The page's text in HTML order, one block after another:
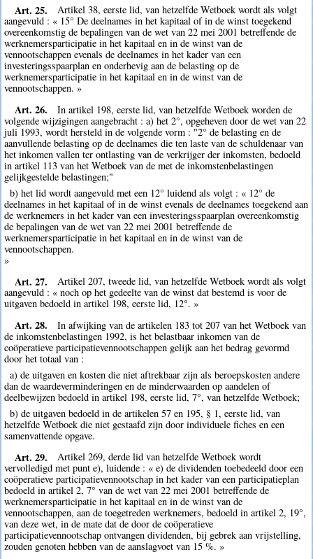
Art. 25.
Artikel 38, eerste lid, van hetzelfde Wetboek wordt als volgt
aangevuld : « 15° De deelnames in het kapitaal of in de winst toegekend
overeenkomstig de bepalingen van de wet van 22 mei 2001 betreffende de
werknemersparticipatie in het kapitaal en in de winst van de
vennootschappen evenals de deelnames in het kader van een
investeringsspaarplan en onderhevig aan de belasting op de
werknemersparticipatie in het kapitaal en in de winst van de
vennootschappen. »
Art. 26.
In artikel 198, eerste lid, van hetzelfde Wetboek worden de
volgende wijzigingen aangebracht : a) het 2°, opgeheven door de wet van 22
juli 1993, wordt hersteld in de volgende vorm : "2° de belasting en de
aanvullende belasting op de deelnames die ten laste van de schuldenaar van
het inkomen vallen ter ontlasting van de verkrijger der inkomsten, bedoeld
in artikel 113 van het Wetboek van de met de inkomstenbelastingen
gelijkgestelde belastingen;"
b) het lid wordt aangevuld met een 12° luidend als volgt : « 12° de
deelnames in het kapitaal of in de winst evenals de deelnames toegekend aan
de werknemers in het kader van een investeringsspaarplan overeenkomstig
de bepalingen van de wet van 22 mei 2001 betreffende de
werknemersparticipatie in het kapitaal en in de winst van de
vennootschappen.
»
Art. 27.
Artikel 207, tweede lid, van hetzelfde Wetboek wordt als volgt
aangevuld : « noch op het gedeelte van de winst dat bestemd is voor de
uitgaven bedoeld in artikel 198, eerste lid, 12°. »
Art. 28.
In afwijking van de artikelen 183 tot 207 van het Wetboek van
de inkomstenbelastingen 1992, is het belastbaar inkomen van de
coöperatieve participatievennootschappen gelijk aan het bedrag gevormd
door het totaal van :
a) de uitgaven en kosten die niet aftrekbaar zijn als beroepskosten andere
dan de waardeverminderingen en de minderwaarden op aandelen of
deelbewijzen bedoeld in artikel 198, eerste lid, 7°, van hetzelfde Wetboek;
b) de uitgaven bedoeld in de artikelen 57 en 195, § 1, eerste lid, van
hetzelfde Wetboek die niet gestaafd zijn door individuele fiches en een
samenvattende opgave.
Art. 29.
Artikel 269, derde lid van hetzelfde Wetboek wordt
vervolledigd met punt e), luidende : « e) de dividenden toebedeeld door een
coöperatieve participatievennootschap in het kader van een participatieplan
bedoeld in artikel 2, 7° van de wet van 22 mei 2001 betreffende de
werknemersparticipatie in het kapitaal en in de winst van de
vennootschappen, aan de toegetreden werknemers, bedoeld in artikel 2, 19°,
van deze wet, in de mate dat de door de coöperatieve
participatievennootschap ontvangen dividenden, bij gebrek aan vrijstelling,
zouden genoten hebben van de aanslagvoet van 15 %. »